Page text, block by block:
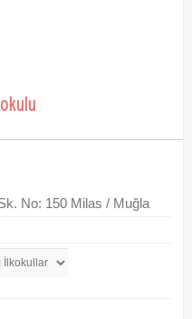
No: 150 Milas / Muğla